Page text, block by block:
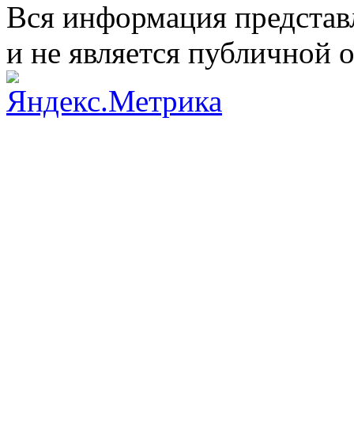
Вся информация
и не является публичной